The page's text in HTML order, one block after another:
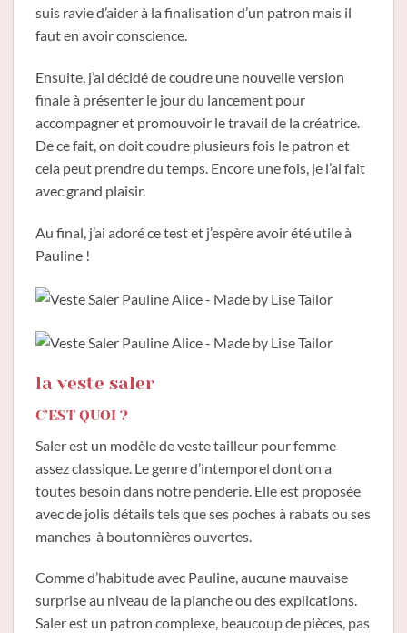
suis ravie d’aider à la finalisation d’un patron mais il
faut en avoir conscience.
Ensuite, j’ai décidé de coudre une nouvelle version
finale à présenter le jour du lancement pour
accompagner et promouvoir le travail de la créatrice.
De ce fait, on doit coudre plusieurs fois le patron et
cela peut prendre du temps. Encore une fois, je l’ai fait
avec grand plaisir.
Au final, j’ai adoré ce test et j’espère avoir été utile à
Pauline !
la veste saler
C’EST QUOI ?
Saler est un modèle de veste tailleur pour femme
assez classique. Le genre d’intemporel dont on a
toutes besoin dans notre penderie. Elle est proposée
avec de jolis détails tels que ses poches à rabats ou ses
manches à boutonnières ouvertes.
Comme d’habitude avec Pauline, aucune mauvaise
surprise au niveau de la planche ou des explications.
Saler est un patron complexe, beaucoup de pièces, pas